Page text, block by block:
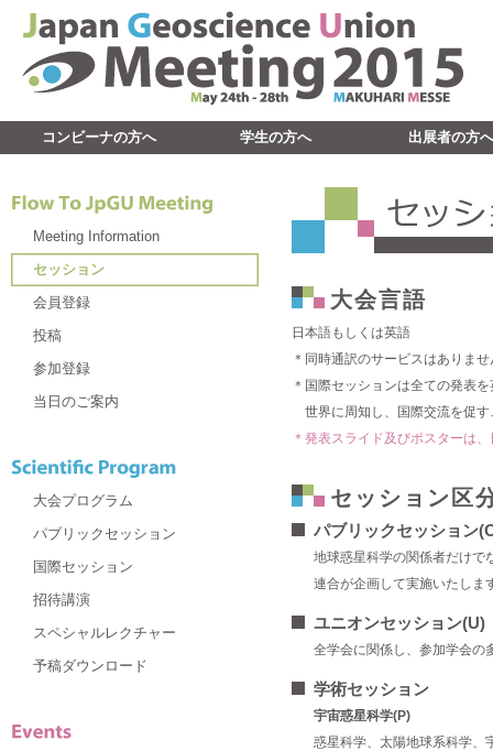
コンビーナの方へ 学生の方へ 出展者の方へ
大会言語
日本語もしくは英語
＊同時通訳のサービスはありませ
＊国際セッションは全ての発表
世界に周知し、国際交流を促
＊発表スライド及びポスターは
セッション区
パブリックセッション
地球惑星科学の関係者だけで
連合が企画して実施いたしま
ユニオンセッション(U)
全学会に関係し、参加学会の
学術セッション
宇宙惑星科学(P)
惑星科学、太陽地球系科学、
Meeting Information
セッション
会員登録
投稿
参加登録
当日のご案内
大会プログラム
パブリックセッション
国際セッション
招待講演
スペシャルレクチャー
予稿ダウンロード